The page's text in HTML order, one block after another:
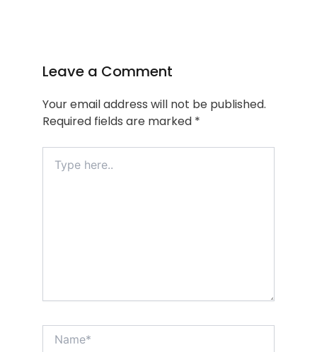
Leave a Comment
Your email address will not be published.
Required fields are marked *
here..
Name*